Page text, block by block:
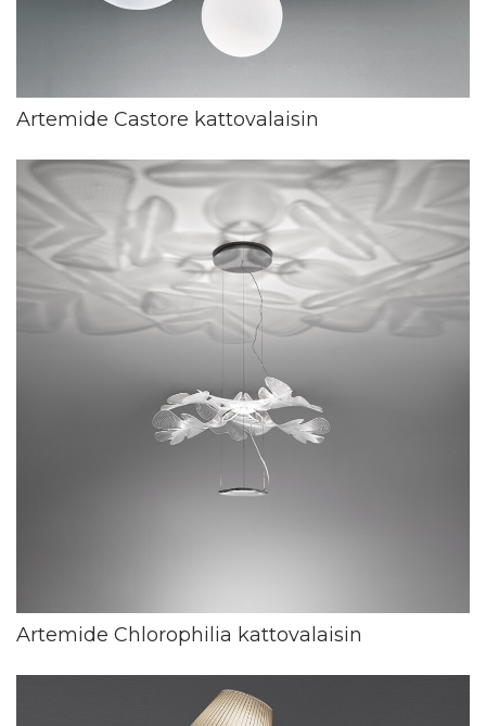
Artemide Castore kattovalaisin
Artemide Chlorophilia kattovalaisin